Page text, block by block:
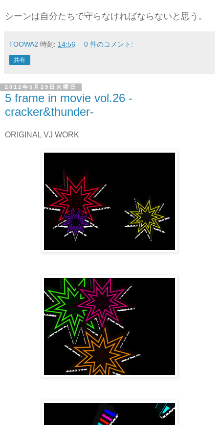
シーンは自分たちで守らなければならないと思う。
TOOWA2 時刻: 14:56 0 件のコメント:
共有
2012年5月29日火曜日
5 frame in movie vol.26 -
cracker&thunder-
ORIGINAL VJ WORK